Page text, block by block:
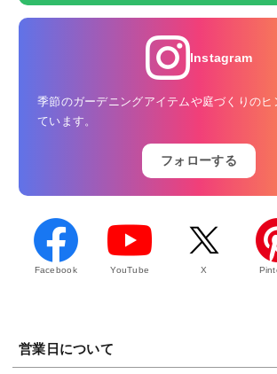
Instagram
季節のガーデニングアイテムや庭づくりのヒ
ています。
フォローする
Facebook YouTube X
営業日について